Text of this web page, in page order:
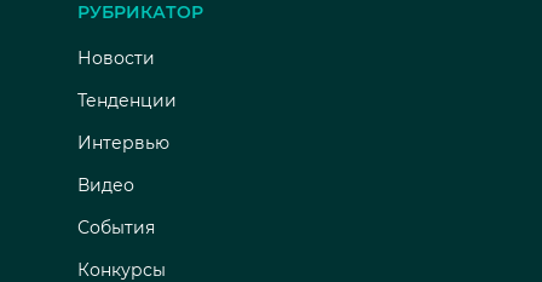
РУБРИКАТОР
Новости
Тенденции
Интервью
Видео
События
Конкурсы